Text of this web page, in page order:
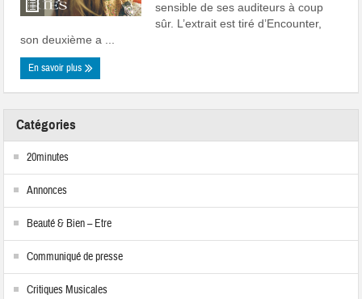
sensible de ses auditeurs à coup
sûr. L’extrait est tiré d’Encounter,
son deuxième a ...
En savoir plus
Catégories
20minutes
Annonces
Beauté & Bien – Etre
Communiqué de presse
Critiques Musicales